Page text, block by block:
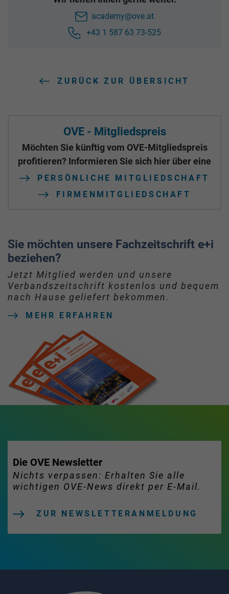
academy@ove.at
+43 1 587 63 73-525
ZURÜCK ZUR ÜBERSICHT
OVE - Mitgliedspreis
Möchten Sie künftig vom OVE-Mitgliedspreis
profitieren? Informieren Sie sich hier über eine
PERSÖNLICHE MITGLIEDSCHAFT
FIRMENMITGLIEDSCHAFT
Sie möchten unsere Fachzeitschrift e+i
beziehen?
Jetzt Mitglied werden und unsere
Verbandszeitschrift kostenlos und bequem
nach Hause geliefert bekommen.
MEHR ERFAHREN
Die OVE Newsletter
Nichts verpassen: Erhalten Sie alle
wichtigen OVE-News direkt per E-Mail.
ZUR NEWSLETTERANMELDUNG